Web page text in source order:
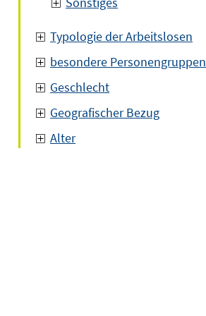
Typologie der Arbeitslosen
besondere Personengruppen
Geschlecht
Geografischer Bezug
Alter